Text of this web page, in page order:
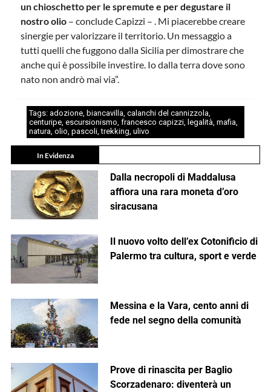
un chioschetto per le spremute e per degustare il
nostro olio – conclude Capizzi – . Mi piacerebbe creare
sinergie per valorizzare il territorio. Un messaggio a
tutti quelli che fuggono dalla Sicilia per dimostrare che
anche qui è possibile investire. Io dalla terra dove sono
nato non andrò mai via”.
Tags: adozione, biancavilla, calanchi del cannizzola,
centuripe, escursionismo, francesco capizzi, legalità, mafia,
natura, olio, pascoli,trekking, ulivo
In Evidenza
Dalla necropoli di Maddalusa
affiora una rara moneta d’oro
siracusana
Il nuovo volto dell’ex Cotonificio di
Palermo tra cultura, sport e verde
Messina e la Vara, cento anni di
fede nel segno della comunità
Prove di rinascita per Baglio
Scorzadenaro: diventerà un